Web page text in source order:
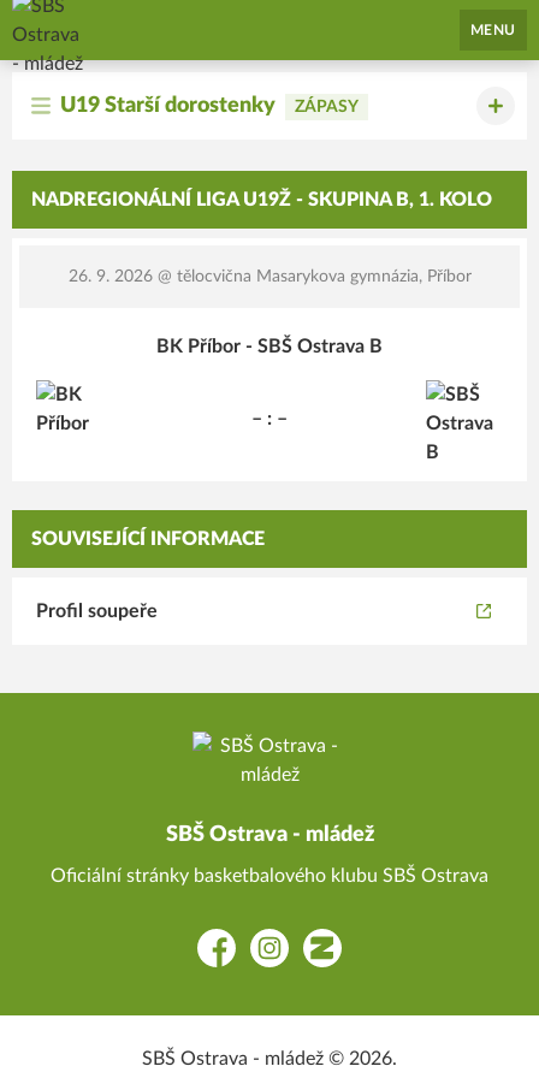
SBŠ Ostrava - mládež
MENU
U19 Starší dorostenky ZÁPASY
NADREGIONÁLNÍ LIGA U19Ž - SKUPINA B, 1. KOLO
26. 9. 2026@ tělocvična Masarykova gymnázia, Příbor
BK Příbor - SBŠ Ostrava B
– : –
SOUVISEJÍCÍ INFORMACE
Profil soupeře
SBŠ Ostrava - mládež
Oficiální stránky basketbalového klubu SBŠ Ostrava
FacebookInstagramZonerama
SBŠ Ostrava - mládež © 2026.